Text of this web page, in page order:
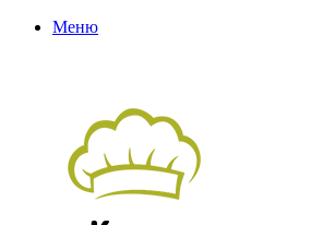
Меню